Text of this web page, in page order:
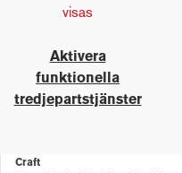
visas
Aktivera
funktionella
tredjepartstjänster
Craft